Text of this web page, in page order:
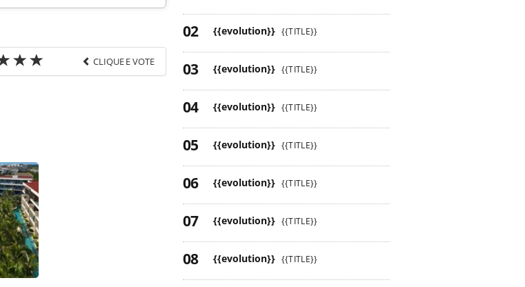
CLIQUE E VOTE
07/secretario-de-poa-ve-
oferecidas na página.
pela legislação
sem autorização da
{{evolution}} {{TITLE}}
{{evolution}} {{TITLE}}
{{evolution}} {{TITLE}}
{{evolution}} {{TITLE}}
{{evolution}} {{TITLE}}
{{evolution}} {{TITLE}}
{{evolution}} {{TITLE}}